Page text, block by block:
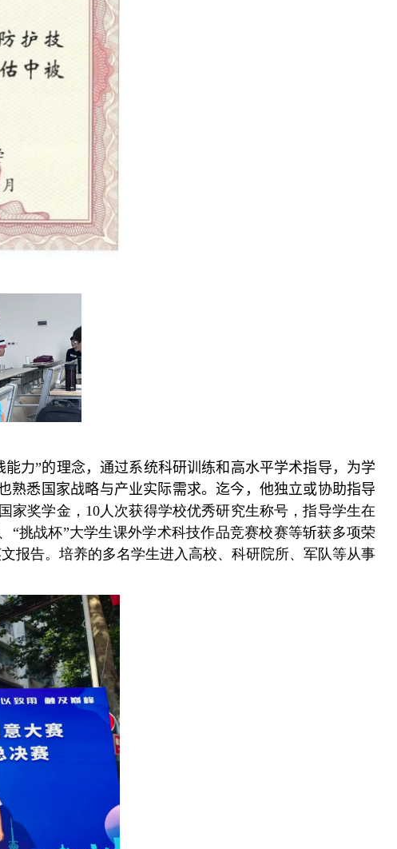
力”的理念，通过系统科研训练和高水平学术指导，为学
熟悉国家战略与产业实际需求。迄今，他独立或协助指导
家奖学金， 10人次获得学校优秀研究生称号，指导学生在
“挑战杯”大学生课外学术科技作品竞赛校赛等斩获多项荣
报告。培养的多名学生进入高校、科研院所、军队等从事